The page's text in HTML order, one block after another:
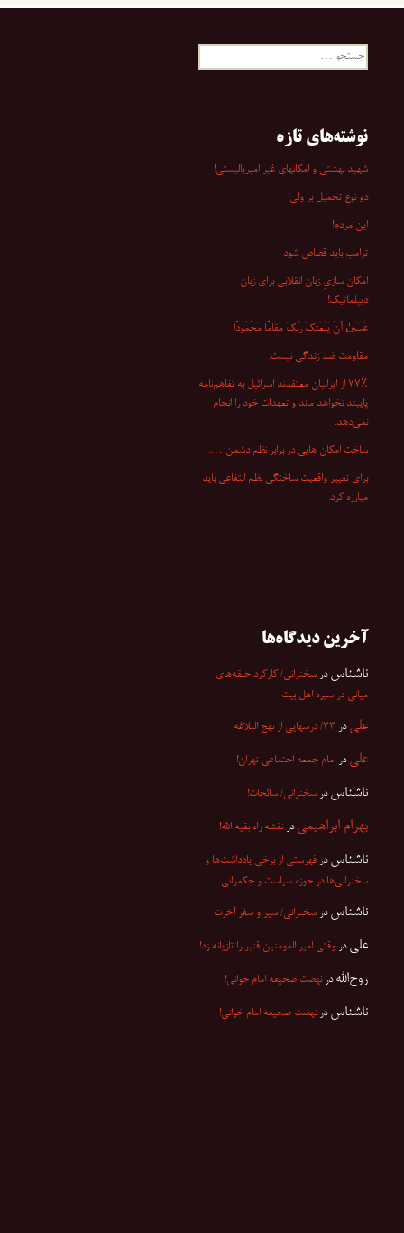
جستجو
نوشته‌های تازه
شهید بهشتی و امکانهای غیر امپریالیستی!
دو نوع تحمیل بر ولیّ!
این مردم!
ترامپ باید قصاص شود
امکان سازیِ زبان انقلابی برای زبان
دیپلماتیک!
عَسَىٰ أَنْ یَبْعَثَکَ رَبُّکَ مَقَامًا مَحْمُودًا
مقاومت ضد زندگی نیست.
۷۷٪ از ایرانیان معتقدند اسرائیل به تفاهم‌نامه
پایبند نخواهد ماند و تعهدات خود را انجام
نمی‌دهد.
ساخت امکان هایی در برابر نظم دشمن ….
برای تغییر واقعیت ساختگی نظم انتفاعی باید
مبارزه کرد.
آخرین دیدگاه‌ها
ناشناس در سخنرانی/ کارکرد حلقه‌های
میانی در سیره اهل بیت
علی در ۳۳/ درسهایی از نهج البلاغه
علی در امام جمعه اجتماعی تهران!
ناشناس در سخنرانی/ سائحات!
بهرام ابراهیمی درنقشه راه بقیه الله!
ناشناس در فهرستی از برخی یادداشت‌ها و
سخنرانی‌ها در حوزه سیاست و حکمرانی
ناشناس در سخنرانی/ سیر و سفر آخرت
علی در وقتی امیر المومنین قنبر را تازیانه زد!
روح‌الله درنهضت صحیفه امام خوانی!
ناشناس درنهضت صحیفه امام خوانی!